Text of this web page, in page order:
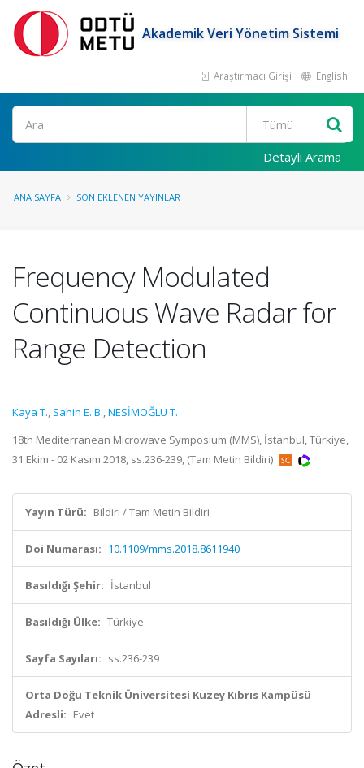
Akademik Veri Yönetim Sistemi
Araştırmacı Girişi English
Ara
Detaylı Arama
ANA SAYFA SON EKLENEN YAYINLAR
Frequency Modulated
Continuous Wave Radar for
Range Detection
Kaya T., Sahin E. B.,NESİMOĞLU T.
18th Mediterranean Microwave Symposium (MMS), İstanbul, Türkiye,
31 Ekim - 02 Kasım 2018, ss.236-239, (Tam Metin Bildiri)
Yayın Türü: Bildiri / Tam Metin Bildiri
Doi Numarası: 10.1109/mms.2018.8611940
Basıldığı Şehir: İstanbul
Basıldığı Ülke: Türkiye
Sayfa Sayıları: ss.236-239
Orta Doğu Teknik Üniversitesi Kuzey Kıbrıs Kampüsü
Adresli: Evet